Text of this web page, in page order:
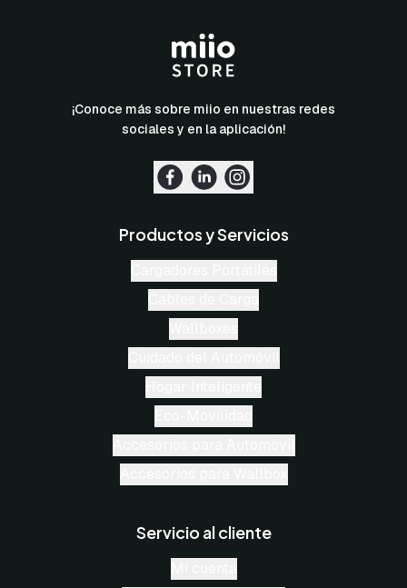
¡Conoce más sobre miio en nuestras redes
sociales y en la aplicación!
Productos y Servicios
Servicio al cliente